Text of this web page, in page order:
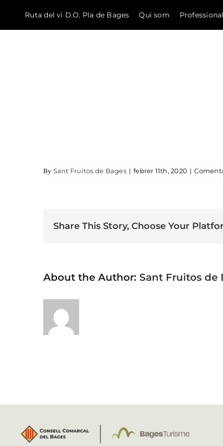
Ruta del vi D.O. Pla de Bages Qui som
By Sant Fruitos de Bages | febrer 11th, 2020 |
Share This Story, Choose Your
About the Author: Sant Fruitos de